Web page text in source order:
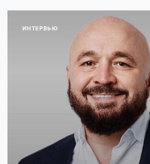
ИНТЕРВЬЮ